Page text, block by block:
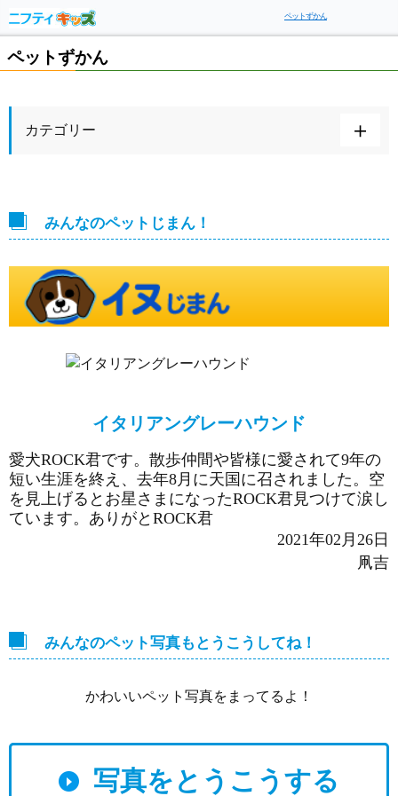
ペットずかん
ペットずかん
カテゴリー
みんなのペットじまん！
イタリアングレーハウンド
愛犬ROCK君です。散歩仲間や皆様に愛されて9年の
短い生涯を終え、去年8月に天国に召されました。空
を見上げるとお星さまになったROCK君見つけて涙し
ています。ありがとROCK君
2021年02月26日
凧吉
みんなのペット写真もとうこうしてね！
かわいいペット写真をまってるよ！
写真をとうこうする